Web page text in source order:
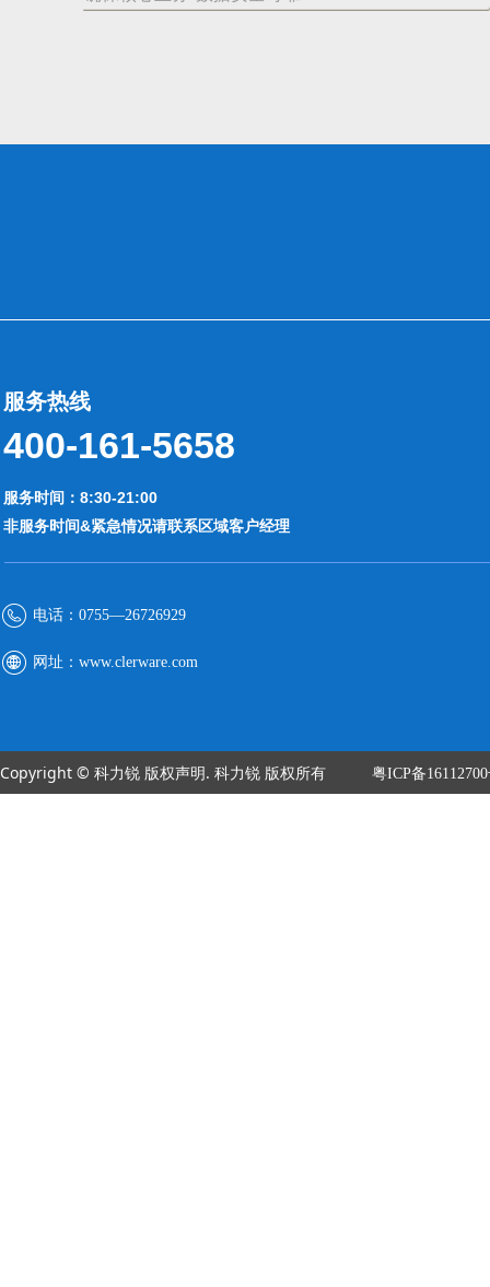
服务热线
400-161-5658
服务时间：8:30-21:00
非服务时间&紧急情况请联系区域客户经理
电话： 0755—26726929
网址： www.clerware.com
粤ICP备
Copyright © 科力锐 版权声明. 科力锐 版权所有